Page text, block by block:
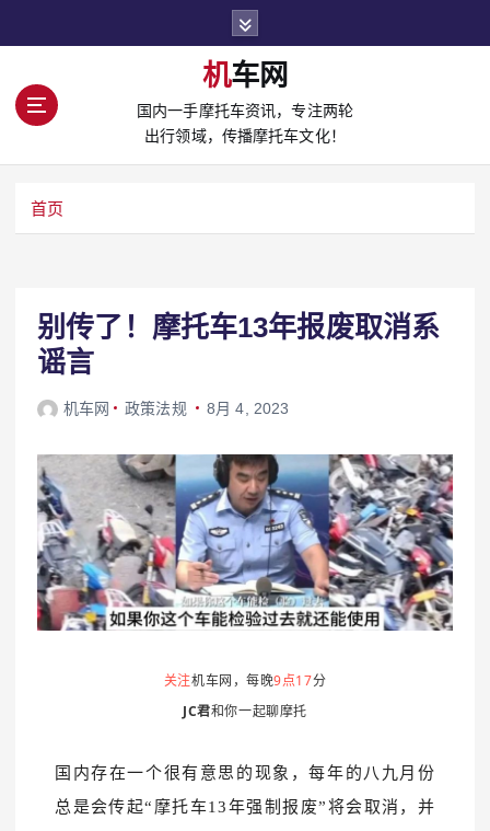
c
机车网
国内一手摩托车资讯，专注两轮
出行领域，传播摩托车文化！
首页
别传了！摩托车13年报废取消系
谣言
机车网 政策法规 8月 4, 2023
关注机车网，每晚9点17分
JC君和你一起聊摩托
国内存在一个很有意思的现象，每年的八九月份
总是会传起“摩托车13年强制报废”将会取消 ，并